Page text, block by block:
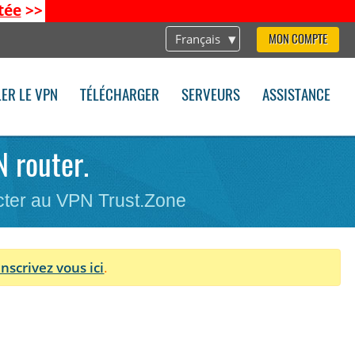
>>
Français MON COMPTE
LE VPN TÉLÉCHARGER SERVEURS ASSISTANCE
router.
au VPN Trust.Zone
vous ici.